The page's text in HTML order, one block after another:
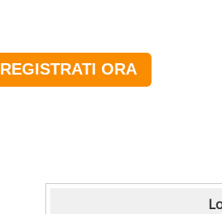
REGISTRATI ORA